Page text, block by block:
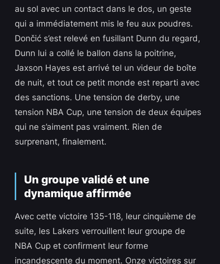
au sol avec un contact dans le dos, un geste
qui a immédiatement mis le feu aux poudres.
Dončić s’est relevé en fusillant Dunn du regard,
Dunn lui a collé le ballon dans la poitrine,
Jaxson Hayes est arrivé tel un videur de boîte
de nuit, et tout ce petit monde est reparti avec
des sanctions. Une tension de derby, une
tension NBA Cup, une tension de deux équipes
qui ne s’aiment pas vraiment. Rien de
surprenant, finalement.
Un groupe validé et une
dynamique affirmée
Avec cette victoire 135-118, leur cinquième de
suite, les Lakers verrouillent leur groupe de
NBA Cup et confirment leur forme
incandescente du moment. Onze victoires sur